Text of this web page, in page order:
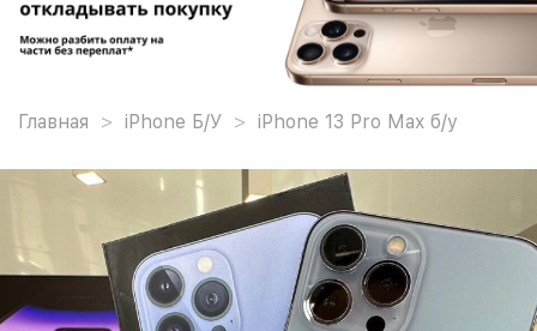
Главная iPhone Б/У iPhone 13 Pro Max б/у